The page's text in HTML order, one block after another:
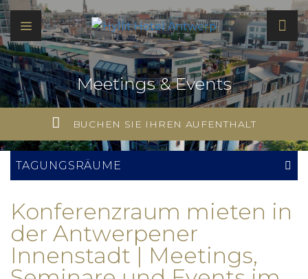
Meetings & Events
BUCHEN SIE IHREN AUFENTHALT
TAGUNGSRÄUME
Konferenzraum mieten in
der Antwerpener
Innenstadt | Meetings,